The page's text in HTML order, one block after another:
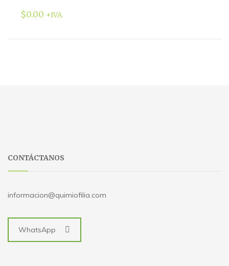
$0.00 +IVA
CONTÁCTANOS
informacion@quimiofilia.com
WhatsApp